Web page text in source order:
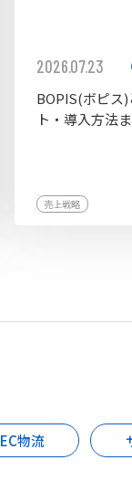
2026.07.23
BOPIS(ボピス
ト・導入方法
売上戦略
EC物流